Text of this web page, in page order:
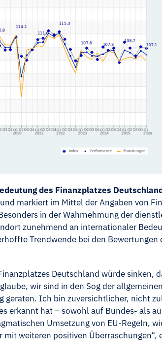
des Finanzplatzes
markiert im Mittel der Angaben von
in der Wahrnehmung der
zunehmend an internationaler
Trendwende bei den Bewertungen
Deutschland würde sinken,
wir sind in den Sog der
Ich bin zuversichtlicher, nicht
erkannt hat – sowohl auf Bundes- als
Umsetzung von EU-Regeln,
weiteren positiven Überraschungen“,